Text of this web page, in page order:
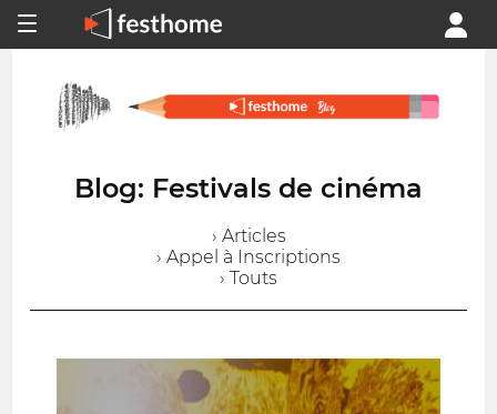
Blog: Festivals de cinéma
› Articles
› Appel à Inscriptions
› Touts